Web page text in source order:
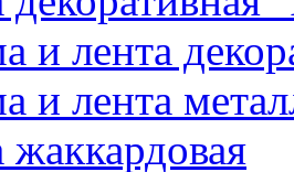
и лента
и лента
жаккардовая